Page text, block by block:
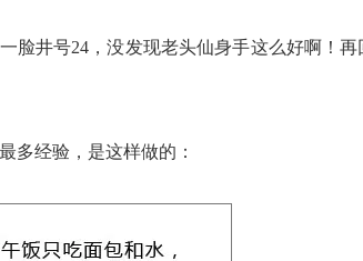
井号24，没发现老头仙身手这么好啊！再
经验，是这样做的：